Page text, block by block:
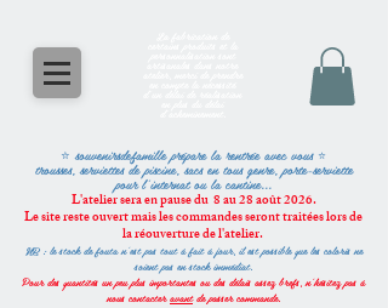
⭐ souvenirsdefamilleprépare la rentrée avec vous ⭐
trousses, serviettes de piscine, sacs en tous genre, porte-serviette
pour l'internat ou la cantine...
L'atelier sera en pause du 8 au 28 août 2026.
Le site reste ouvert mais les commandes seront traitées lors de
la réouverture de l'atelier.
NB : le stock de fouta n'est pas tout à fait à jour, il est possible que les coloris ne
soient pas en stock immédiat.
Pour des quantités un peu plus importantes ou des délais assez brefs, n'hésitez pas à
nous contacteravantde passer commande.